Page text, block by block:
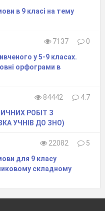
в 9 класі на тему
7137
0
у 5-9 класах.
орфограми в
84442
4.7
РОБІТ З
УЧНІВ ДО ЗНО)
22082
5
для 9 класу
складному